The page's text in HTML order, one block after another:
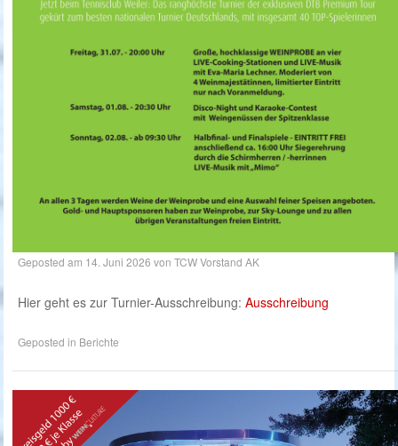
Geposted am 14. Juni 2026 vonTCW Vorstand AK
Hier geht es zur Turnier-Ausschreibung:Ausschreibung
Geposted in Berichte